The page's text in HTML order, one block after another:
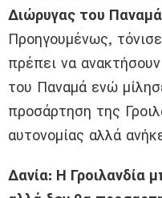
Διώρυγας του Παναμά
Προηγουμένως,
πρέπει να
του Παναμά ενώ
προσάρτηση της
αυτονομίας αλλά
Δανία: Η Γροιλανδία